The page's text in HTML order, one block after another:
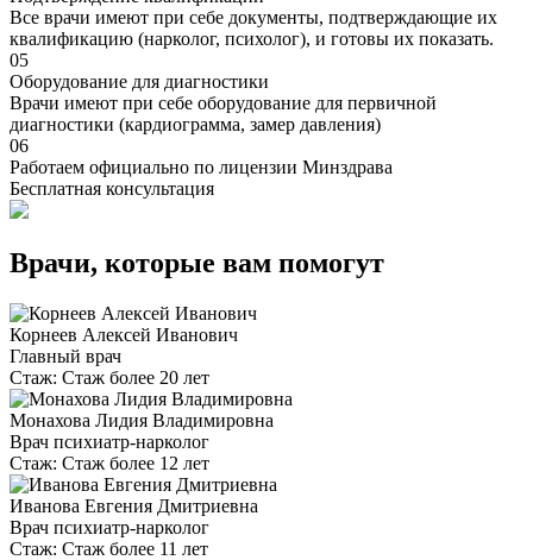
Все врачи имеют при себе документы, подтверждающие их
квалификацию (нарколог, психолог), и готовы их показать.
05
Оборудование для диагностики
Врачи имеют при себе оборудование для первичной
диагностики (кардиограмма, замер давления)
06
Работаем официально по лицензии Минздрава
Бесплатная консультация
Врачи, которые вам помогут
Корнеев Алексей Иванович
Главный врач
Стаж: Стаж более 20 лет
Монахова Лидия Владимировна
Врач психиатр-нарколог
Стаж: Стаж более 12 лет
Иванова Евгения Дмитриевна
Врач психиатр-нарколог
Стаж: Стаж более 11 лет